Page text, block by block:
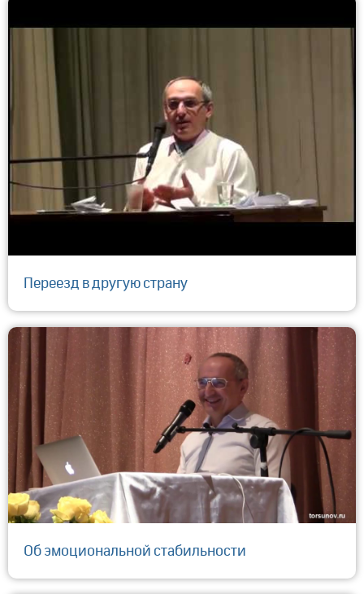
Переезд в другую страну
Об эмоциональной стабильности